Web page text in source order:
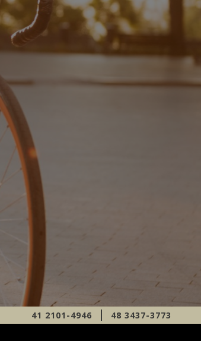
41 2101-4946 48 3437-3773